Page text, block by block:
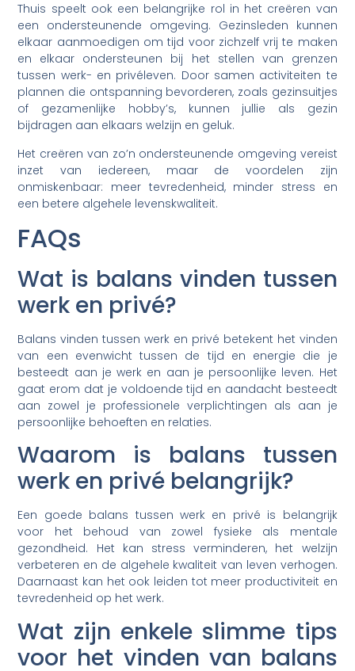
Thuis speelt ook een belangrijke rol in het creëren van
een ondersteunende omgeving. Gezinsleden kunnen
elkaar aanmoedigen om tijd voor zichzelf vrij te maken
en elkaar ondersteunen bij het stellen van grenzen
tussen werk- en privéleven. Door samen activiteiten te
plannen die ontspanning bevorderen, zoals gezinsuitjes
of gezamenlijke hobby’s, kunnen jullie als gezin
bijdragen aan elkaars welzijn en geluk.
Het creëren van zo’n ondersteunende omgeving vereist
inzet van iedereen, maar de voordelen zijn
onmiskenbaar: meer tevredenheid, minder stress en
een betere algehele levenskwaliteit.
FAQs
Wat is balans vinden tussen
werk en privé?
Balans vinden tussen werk en privé betekent het vinden
van een evenwicht tussen de tijd en energie die je
besteedt aan je werk en aan je persoonlijke leven. Het
gaat erom dat je voldoende tijd en aandacht besteedt
aan zowel je professionele verplichtingen als aan je
persoonlijke behoeften en relaties.
Waarom is balans tussen
werk en privé belangrijk?
Een goede balans tussen werk en privé is belangrijk
voor het behoud van zowel fysieke als mentale
gezondheid. Het kan stress verminderen, het welzijn
verbeteren en de algehele kwaliteit van leven verhogen.
Daarnaast kan het ook leiden tot meer productiviteit en
tevredenheid op het werk.
Wat zijn enkele slimme tips
voor het vinden van balans